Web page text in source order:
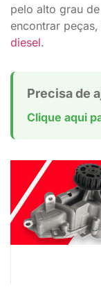
pelo alto grau
encontrar
diesel.
Precisa de
Clique aqui